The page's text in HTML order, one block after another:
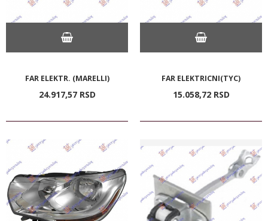
FAR ELEKTR. (MARELLI)
24.917,57 RSD
FAR ELEKTRICNI(TYC)
15.058,72 RSD